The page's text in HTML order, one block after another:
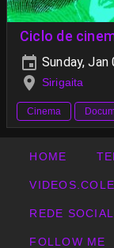
Ciclo de
Sunday,
Sirigaita
Cinema
HOME
REDE
FOLLOW ME